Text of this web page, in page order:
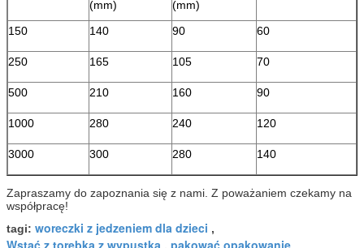
(mm)
(mm)
150 140 90 60
250 165 105 70
500 210 160 90
1000 280 240 120
3000 300 280 140
Zapraszamy do zapoznania się z nami. Z poważaniem czekamy na
współpracę!
tagi: woreczki z jedzeniem dla dzieci ,
Wstać z torebką z wypustką pakować opakowanie